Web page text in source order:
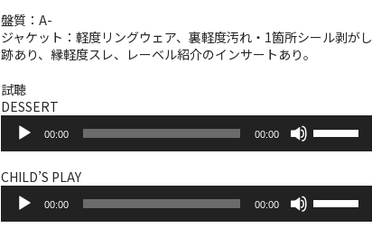
盤質：A-
ジャケット：軽度リングウェア、裏軽度汚れ・1箇所シール剥がし
跡あり、縁軽度スレ、レーベル紹介のインサートあり。
試聴
DESSERT
プ
レ
ー
ー
00:00 00:00
リ
調
節
CHILD’S PLAY
プ
00:00 00:00
リ